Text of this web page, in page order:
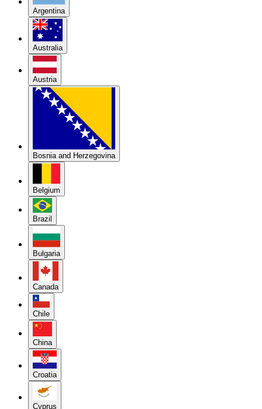
Argentina
Australia
Austria
Bosnia and Herzegovina
Belgium
Brazil
Bulgaria
Canada
Chile
China
Croatia
Cyprus